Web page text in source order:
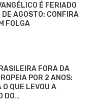
É FERIADO
DE AGOSTO: CONFIRA
FOLGA
FORA DA
POR 2 ANOS:
O QUE LEVOU A
DO…